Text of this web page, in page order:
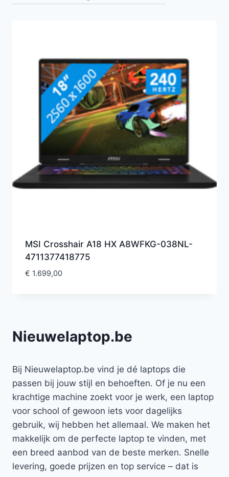
MSI Crosshair A18 HX A8WFKG-038NL-
4711377418775
€ 1.699,00
Nieuwelaptop.be
Bij Nieuwelaptop.be vind je dé laptops die
passen bij jouw stijl en behoeften. Of je nu een
krachtige machine zoekt voor je werk, een laptop
voor school of gewoon iets voor dagelijks
gebruik, wij hebben het allemaal. We maken het
makkelijk om de perfecte laptop te vinden, met
een breed aanbod van de beste merken. Snelle
levering, goede prijzen en top service – dat is